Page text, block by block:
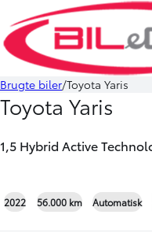
Book prøvetur
Brugte biler Toyota Yaris
Toyota Yaris
1,5 Hybrid Active
HYBRID
2022 56.000 km Automatisk